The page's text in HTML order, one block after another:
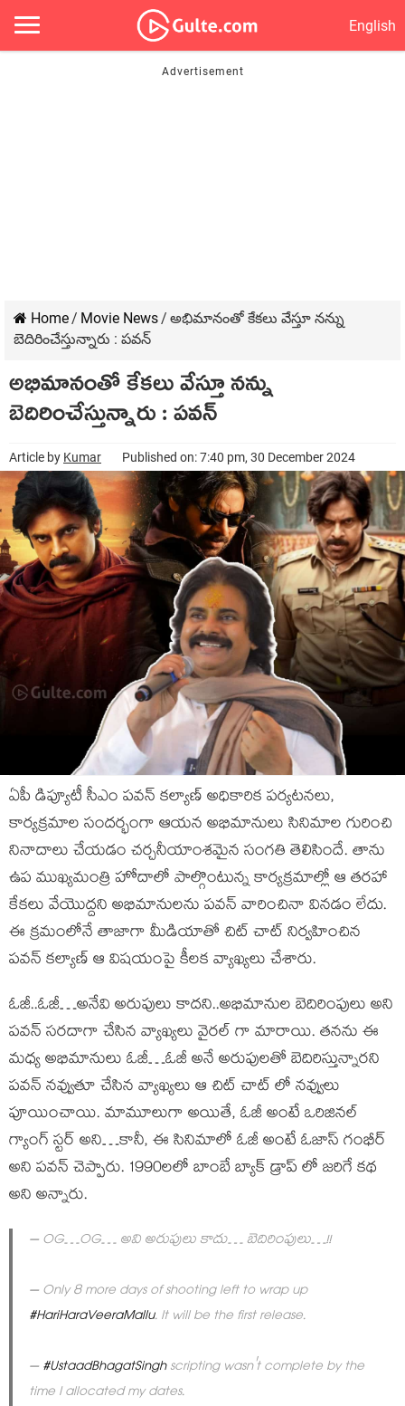
English
Home/ Movie News/ అభిమానంతో కేకలు వేస్తూ నన్ను
బెదిరించేస్తున్నారు : పవన్
అభిమానంతో కేకలు వేస్తూ నన్ను
బెదిరించేస్తున్నారు : పవన్
Article by Kumar Published on: 7:40 pm, 30 December 2024
ఏపీ డిప్యూటీ సీఎం పవన్ కల్యాణ్ అధికారిక పర్యటనలు,
కార్యక్రమాల సందర్భంగా ఆయన అభిమానులు సినిమాల గురించి
నినాదాలు చేయడం చర్చనీయాంశమైన సంగతి తెలిసిందే. తాను
ఉప ముఖ్యమంత్రి హోదాలో పాల్గొంటున్న కార్యక్రమాల్లో ఆ తరహా
కేకలు వేయొద్దని అభిమానులను పవన్ వారించినా వినడం లేదు.
ఈ క్రమంలోనే తాజాగా మీడియాతో చిట్ చాట్ నిర్వహించిన
పవన్ కల్యాణ్ ఆ విషయంపై కీలక వ్యాఖ్యలు చేశారు.
ఓజీ..ఓజీ…అనేవి అరుపులు కాదని..అభిమానుల బెదిరింపులు అని
పవన్ సరదాగా చేసిన వ్యాఖ్యలు వైరల్ గా మారాయి. తనను ఈ
మధ్య అభిమానులు ఓజీ…ఓజీ అనే అరుపులతో బెదిరిస్తున్నారని
పవన్ నవ్వుతూ చేసిన వ్యాఖ్యలు ఆ చిట్ చాట్ లో నవ్వులు
పూయించాయి. మామూలుగా అయితే, ఓజీ అంటే ఒరిజినల్
గ్యాంగ్ స్టర్ అని…కానీ, ఈ సినిమాలో ఓజీ అంటే ఓజాస్ గంభీర్
అని పవన్ చెప్పారు. 1990లలో బాంబే బ్యాక్ డ్రాప్ లో జరిగే కథ
అని అన్నారు.
– OG…OG… అవి అరుపులు కాదు… బెదిరింపులు…!!
– Only 8 more days of shooting left to wrap up
#HariHaraVeeraMallu. It will be the first release.
–#UstaadBhagatSinghscripting wasn't complete by the
time I allocated my dates.